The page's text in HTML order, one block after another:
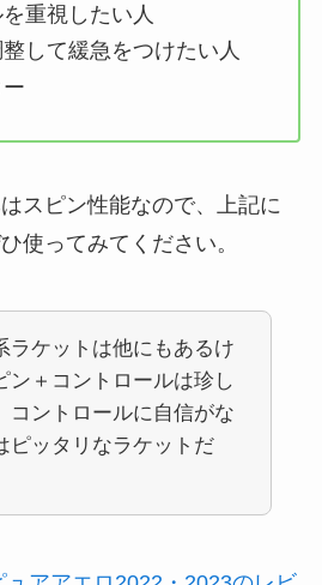
重視したい人
して緩急をつけたい人
スピン性能なので、上記に
使ってみてください。
ラケットは他にもあるけ
ン＋コントロールは珍し
コントロールに自信がな
ピッタリなラケットだ